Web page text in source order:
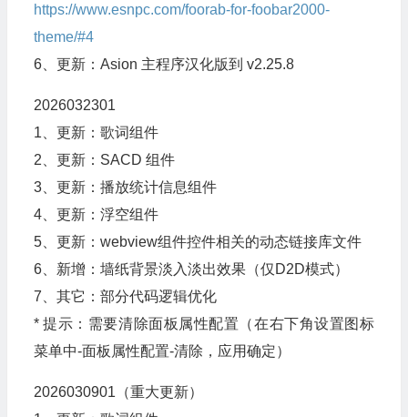
https://www.esnpc.com/foorab-for-foobar2000-
theme/#4
6、更新：Asion 主程序汉化版到 v2.25.8
2026032301
1、更新：歌词组件
2、更新：SACD 组件
3、更新：播放统计信息组件
4、更新：浮空组件
5、更新：webview组件控件相关的动态链接库文件
6、新增：墙纸背景淡入淡出效果（仅D2D模式）
7、其它：部分代码逻辑优化
* 提示：需要清除面板属性配置（在右下角设置图标
菜单中-面板属性配置-清除，应用确定）
2026030901（重大更新）